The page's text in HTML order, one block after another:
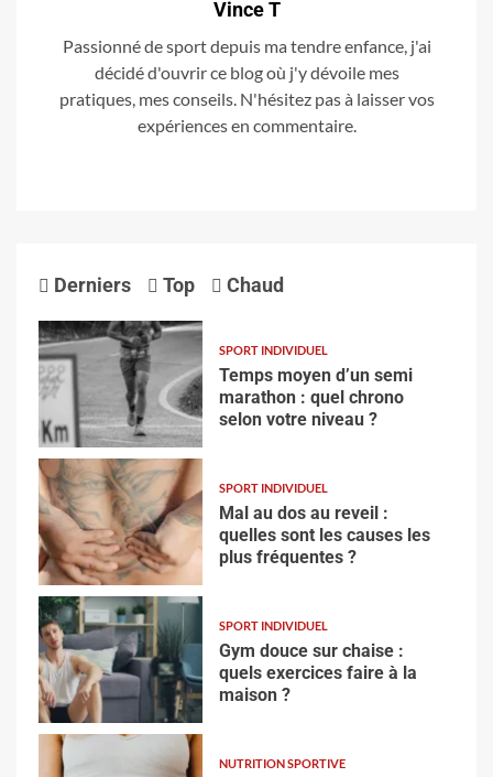
Vince T
Passionné de sport depuis ma tendre enfance, j'ai
décidé d'ouvrir ce blog où j'y dévoile mes
pratiques, mes conseils. N'hésitez pas à laisser vos
expériences en commentaire.
Derniers Top Chaud
SPORT INDIVIDUEL
Temps moyen d’un semi
marathon : quel chrono
selon votre niveau ?
SPORT INDIVIDUEL
Mal au dos au reveil :
quelles sont les causes les
plus fréquentes ?
SPORT INDIVIDUEL
Gym douce sur chaise :
quels exercices faire à la
maison ?
NUTRITION SPORTIVE